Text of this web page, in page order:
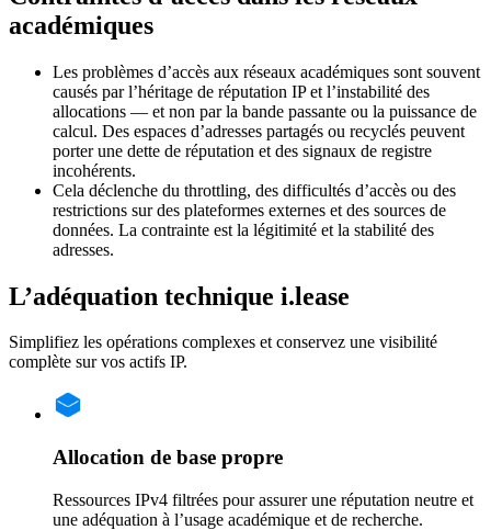
académiques
Les problèmes d’accès aux réseaux académiques sont souvent
causés par l’héritage de réputation IP et l’instabilité des
allocations — et non par la bande passante ou la puissance de
calcul. Des espaces d’adresses partagés ou recyclés peuvent
porter une dette de réputation et des signaux de registre
incohérents.
Cela déclenche du throttling, des difficultés d’accès ou des
restrictions sur des plateformes externes et des sources de
données. La contrainte est la légitimité et la stabilité des
adresses.
L’adéquation technique i.lease
Simplifiez les opérations complexes et conservez une visibilité
complète sur vos actifs IP.
Allocation de base propre
Ressources IPv4 filtrées pour assurer une réputation neutre et
une adéquation à l’usage académique et de recherche.